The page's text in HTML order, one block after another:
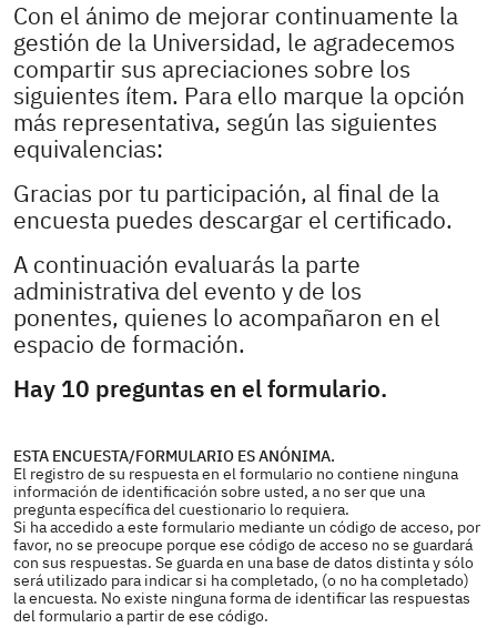
Con el ánimo de mejorar continuamente la
gestión de la Universidad, le agradecemos
compartir sus apreciaciones sobre los
siguientes ítem. Para ello marque la opción
más representativa, según las siguientes
equivalencias:
Gracias por tu participación, al final de la
encuesta puedes descargar el certificado.
A continuación evaluarás la parte
administrativa del evento y de los
ponentes, quienes lo acompañaron en el
espacio de formación.
Hay 10 preguntas en el formulario.
ESTA ENCUESTA/FORMULARIO ES ANÓNIMA.
El registro de su respuesta en el formulario no contiene ninguna
información de identificación sobre usted, a no ser que una
pregunta específica del cuestionario lo requiera.
Si ha accedido a este formulario mediante un código de acceso, por
favor, no se preocupe porque ese código de acceso no se guardará
con sus respuestas. Se guarda en una base de datos distinta y sólo
será utilizado para indicar si ha completado, (o no ha completado)
la encuesta. No existe ninguna forma de identificar las respuestas
del formulario a partir de ese código.